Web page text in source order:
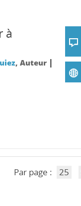
à
, Auteur |
Par page : 25